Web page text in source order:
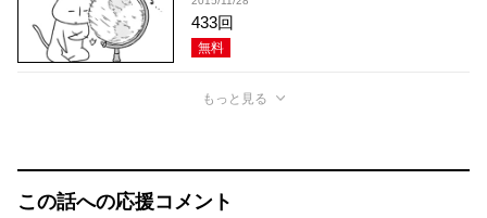
433回
無料
もっと見る
この話への応援コメント